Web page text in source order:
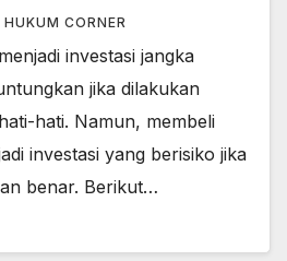
HUKUM CORNER
investasi jangka
jika dilakukan
hati. Namun, membeli
investasi yang berisiko jika
benar. Berikut…